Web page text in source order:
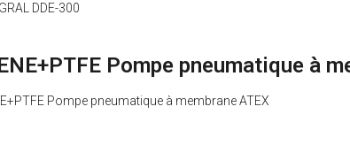
DDE-300
Pompe pneumatique à
Pompe pneumatique à membrane ATEX